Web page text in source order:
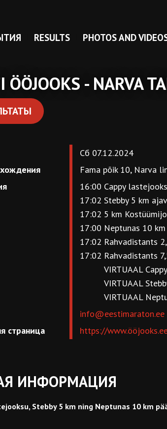
RESULTS PHOTOS AND
ÖÖJOOKS - NARVA
Сб 07.12.2024
Fama põik 10, Narva
16:00 Cappy
17:02 Stebby 5 km
17:02 5 km
17:00 Neptunas 10
17:02 Rahvadistants
17:02 Rahvadistants
VIRTUAAL
VIRTUAAL
VIRTUAAL
info@eestimaraton.ee
страница
https://
ИНФОРМАЦИЯ
Stebby 5 km ning Neptunas 10 km